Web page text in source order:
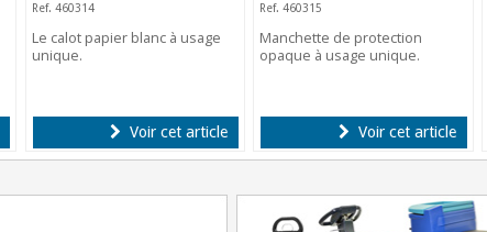
Ref. 460314
Le calot papier blanc à usage
unique.
Voir cet article
Ref. 460315
Manchette de protection
opaque à usage unique.
Voir cet article